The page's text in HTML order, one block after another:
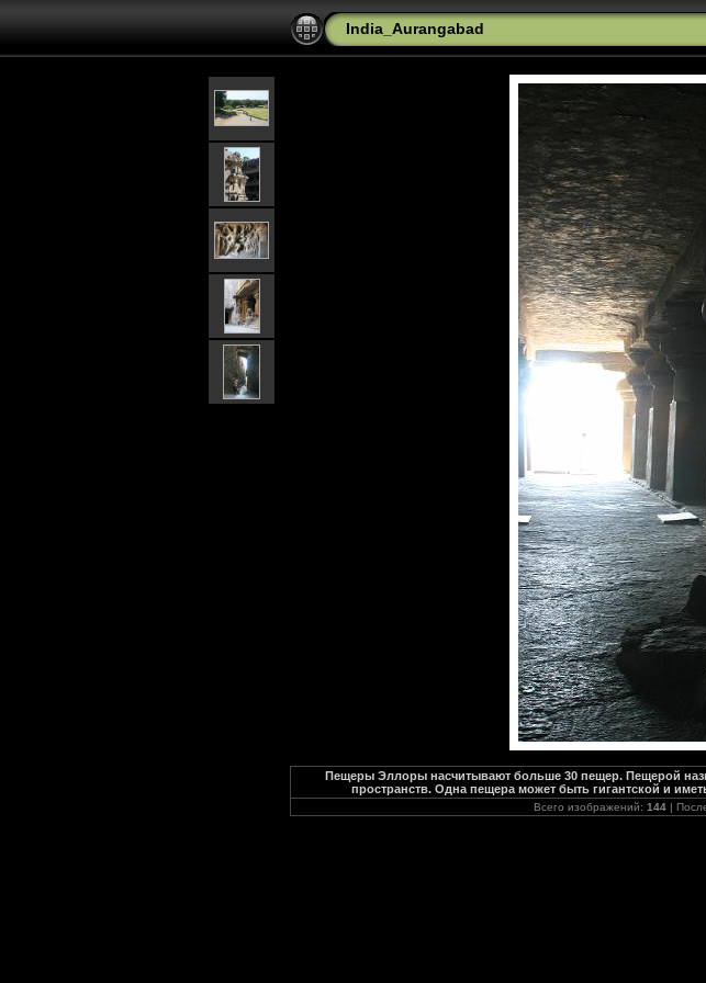
India_Aurangabad
Пещеры Эллоры насчитывают больше 30 пещер. Пещерой
пространств. Одна пещера может быть гигантской и
Всего изображений: 144 |